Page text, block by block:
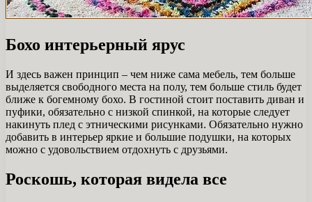
Бохо интерьерный ярус
И здесь важен принцип – чем ниже сама мебель, тем больше
выделяется свободного места на полу, тем больше стиль будет
ближе к богемному бохо. В гостиной стоит поставить диван и
пуфики, обязательно с низкой спинкой, на которые следует
накинуть плед с этническими рисунками. Обязательно нужно
добавить в интерьер яркие и большие подушки, на которых
можно с удовольствием отдохнуть с друзьями.
Роскошь, которая видела все